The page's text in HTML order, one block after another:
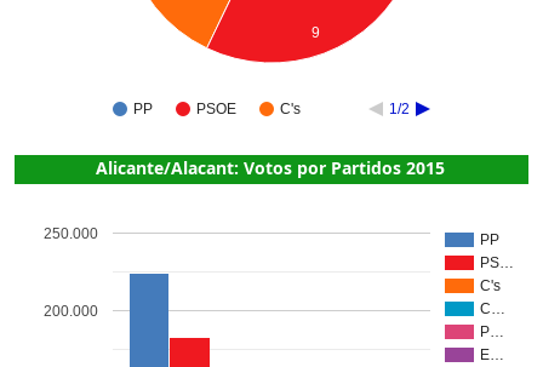
PP PSOE C's 1/2
9
Alicante/Alacant: Votos por Partidos 2015
PP
PS…
C's
C…
P…
E…
200.000
250.000